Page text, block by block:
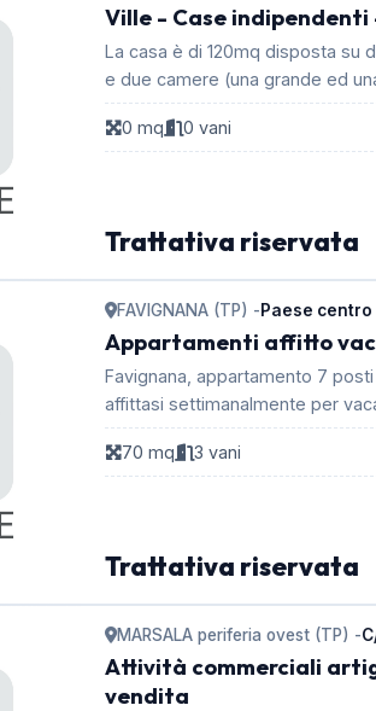
Ville - Case
La casa è di 120mq disposta su
0 mq 0 vani
Trattativa riservata
FAVIGNANA (TP) -Paese centro
Appartamenti affitto
Favignana, appartamento 7
affittasi settimanalmente
70 mq 3 vani
Trattativa riservata
MARSALA periferia ovest (TP) -
Attività commerciali
vendita